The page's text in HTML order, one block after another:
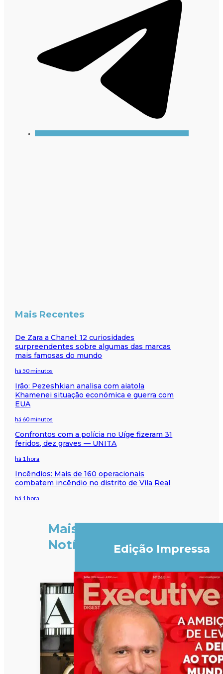
Mais Recentes
De Zara a Chanel: 12 curiosidades
surpreendentes sobre algumas das marcas
mais famosas do mundo
há 50 minutos
Irão: Pezeshkian analisa com aiatola
Khamenei situação económica e guerra com
EUA
há 60 minutos
Confrontos com a polícia no Uíge fizeram 31
feridos, dez graves — UNITA
há 1 hora
Incêndios: Mais de 160 operacionais
combatem incêndio no distrito de Vila Real
há 1 hora
Mais
Notícias
Edição Impressa